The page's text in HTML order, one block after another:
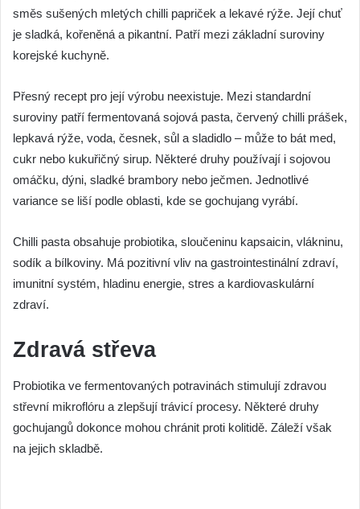
směs sušených mletých chilli papriček a lekavé rýže. Její chuť
je sladká, kořeněná a pikantní. Patří mezi základní suroviny
korejské kuchyně.
Přesný recept pro její výrobu neexistuje. Mezi standardní
suroviny patří fermentovaná sojová pasta, červený chilli prášek,
lepkavá rýže, voda, česnek, sůl a sladidlo – může to bát med,
cukr nebo kukuřičný sirup. Některé druhy používají i sojovou
omáčku, dýni, sladké brambory nebo ječmen. Jednotlivé
variance se liší podle oblasti, kde se gochujang vyrábí.
Chilli pasta obsahuje probiotika, sloučeninu kapsaicin, vlákninu,
sodík a bílkoviny. Má pozitivní vliv na gastrointestinální zdraví,
imunitní systém, hladinu energie, stres a kardiovaskulární
zdraví.
Zdravá střeva
Probiotika ve fermentovaných potravinách stimulují zdravou
střevní mikroflóru a zlepšují trávicí procesy. Některé druhy
gochujangů dokonce mohou chránit proti kolitidě. Záleží však
na jejich skladbě.